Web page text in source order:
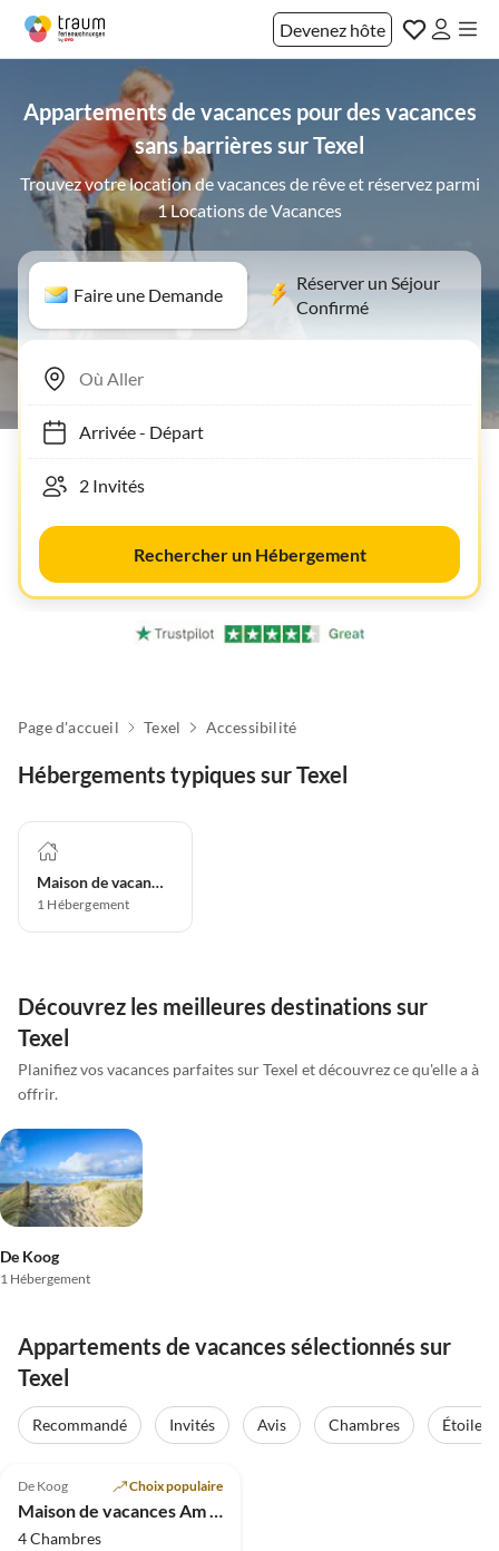
Devenez hôte
Appartements de vacances pour des vacances
sans barrières sur Texel
Trouvez votre location de vacances de rêve et réservez parmi
1 Locations de Vacances
Faire une Demande
Réserver un Séjour
Confirmé
Arrivée- Départ
Rechercher un Hébergement
Page d'accueil Texel Accessibilité
Hébergements typiques sur Texel
Maison de vacances
1 Hébergement
Découvrez les meilleures destinations sur
Texel
Planifiez vos vacances parfaites sur Texel et découvrez ce qu'elle a à
offrir.
De Koog
1 Hébergement
Appartements de vacances sélectionnés sur
Texel
Recommandé Invités Avis Chambres Étoiles
De Koog Choix populaire
4 Chambres